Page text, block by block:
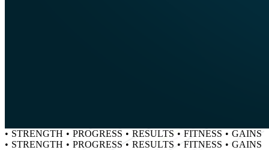
• STRENGTH • PROGRESS • RESULTS • FITNESS • GAINS
• STRENGTH • PROGRESS • RESULTS • FITNESS • GAINS